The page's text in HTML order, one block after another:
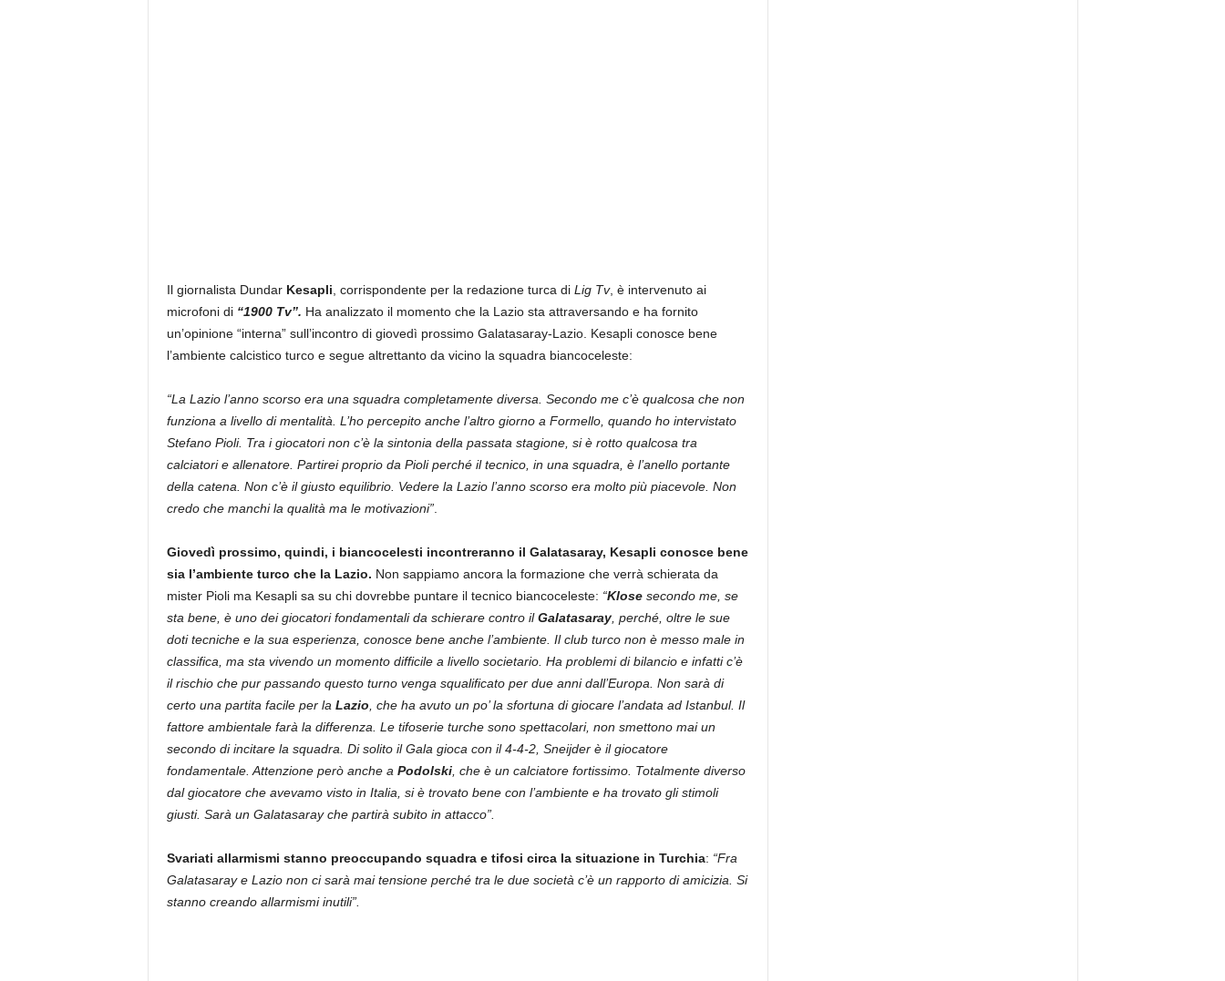
Il giornalista Dundar Kesapli , corrispondente per la redazione turca diLig Tv, è intervenuto ai
microfoni di “1900 Tv”. Ha analizzato il momento che la Lazio sta attraversando e ha fornito
un’opinione “interna” sull’incontro di giovedì prossimo Galatasaray-Lazio. Kesapli conosce bene
l’ambiente calcistico turco e segue altrettanto da vicino la squadra biancoceleste:
“La Lazio l’anno scorso era una squadra completamente diversa. Secondo me c’è qualcosa che non
funziona a livello di mentalità. L’ho percepito anche l’altro giorno a Formello, quando ho intervistato
Stefano Pioli. Tra i giocatori non c’è la sintonia della passata stagione, si è rotto qualcosa tra
calciatori e allenatore. Partirei proprio da Pioli perché il tecnico, in una squadra, è l’anello portante
della catena. Non c’è il giusto equilibrio. Vedere la Lazio l’anno scorso era molto più piacevole. Non
credo che manchi la qualità ma le motivazioni”.
Giovedì prossimo, quindi, i biancocelesti incontreranno il Galatasaray, Kesapli conosce bene
sia l’ambiente turco che la Lazio. Non sappiamo ancora la formazione che verrà schierata da
mister Pioli ma Kesapli sa su chi dovrebbe puntare il tecnico biancoceleste: “Klosesecondo me, se
sta bene, è uno dei giocatori fondamentali da schierare contro ilGalatasaray, perché, oltre le sue
doti tecniche e la sua esperienza, conosce bene anche l’ambiente. Il club turco non è messo male in
classifica, ma sta vivendo un momento difficile a livello societario. Ha problemi di bilancio e infatti c’è
il rischio che pur passando questo turno venga squalificato per due anni dall’Europa. Non sarà di
certo una partita facile per la Lazio , che ha avuto un po’ la sfortuna di giocare l’andata ad Istanbul. Il
fattore ambientale farà la differenza. Le tifoserie turche sono spettacolari, non smettono mai un
secondo di incitare la squadra. Di solito il Gala gioca con il 4-4-2, Sneijder è il giocatore
fondamentale. Attenzione però anche a Podolski, che è un calciatore fortissimo. Totalmente diverso
dal giocatore che avevamo visto in Italia, si è trovato bene con l’ambiente e ha trovato gli stimoli
giusti. Sarà un Galatasaray che partirà subito in attacco”.
Svariati allarmismi stanno preoccupando squadra e tifosi circa la situazione in Turchia: “Fra
Galatasaray e Lazio non ci sarà mai tensione perché tra le due società c’è un rapporto di amicizia. Si
stanno creando allarmismi inutili”.